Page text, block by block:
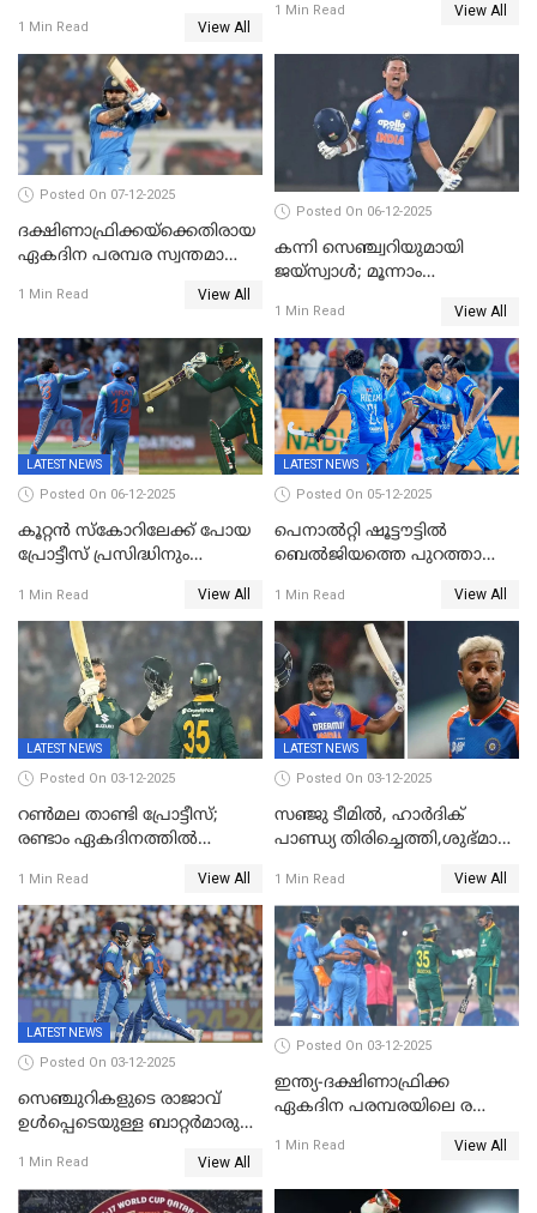
വിക്കറ്റ് തികയ്ക്കുന്ന
താരമായി ബുമ്ര
1 Min Read View All
1 Min Read View All
Posted On 07-12-2025
ദക്ഷിണാഫ്രിക്കയ്‌ക്കെതിരായ
ഏകദിന പരമ്പര സ്വന്തമാക്കി
1 Min Read View All
Posted On 06-12-2025
കന്നി സെഞ്ച്വറിയുമായി
ജയ്‌സ്വാൾ; മൂന്നാം
പ്രോട്ടീസിനെതിരെ ജയം,
പരമ്പര
1 Min Read View All
LATEST NEWS
Posted On 06-12-2025
കൂറ്റൻ സ്കോറിലേക്ക് പോയ
പ്രോട്ടീസ് പ്രസിദ്ധിനും
അടിതെറ്റി, ഇന്ത്യക്ക് 271
റണ്‍സ് വിജയലക്ഷ്യം
1 Min Read View All
LATEST NEWS
Posted On 05-12-2025
പെനാൽറ്റി ഷൂട്ടൗട്ടിൽ
ബെൽജിയത്തെ പുറത്താക്കി;
ലോകകപ്പിൽ ഇന്ത്യ
സെമിയിൽ
1 Min Read View All
LATEST NEWS
Posted On 03-12-2025
റണ്‍മല താണ്ടി പ്രോട്ടീസ്;
രണ്ടാം ഏകദിനത്തില്‍
ഒപ്പത്തിനൊപ്പം
1 Min Read View All
LATEST NEWS
Posted On 03-12-2025
സഞ്ജു ടീമില്‍, ഹാര്‍ദിക്
പാണ്ഡ്യ തിരിച്ചെത്തി,​ശുഭ്മാൻ
ഇല്ല;
ദക്ഷിണാഫ്രിക്കയ്‌ക്കെതിരായ
ടി20 പരമ്പരയ്ക്കുള്ള ഇന്ത്യന്‍
ടീമിനെ പ്രഖ്യാപിച്ചു
1 Min Read View All
LATEST NEWS
Posted On 03-12-2025
സെഞ്ചുറികളുടെ രാജാവ്
ഉൾപ്പെടെയുള്ള ബാറ്റർമാരുടെ
ഇന്ത്യയ്ക്ക് 358 റൺസ്
1 Min Read View All
Posted On 03-12-2025
ഇന്ത്യ-ദക്ഷിണാഫ്രിക്ക
ഏകദിന പരമ്പരയിലെ രണ്ടാം
1 Min Read View All